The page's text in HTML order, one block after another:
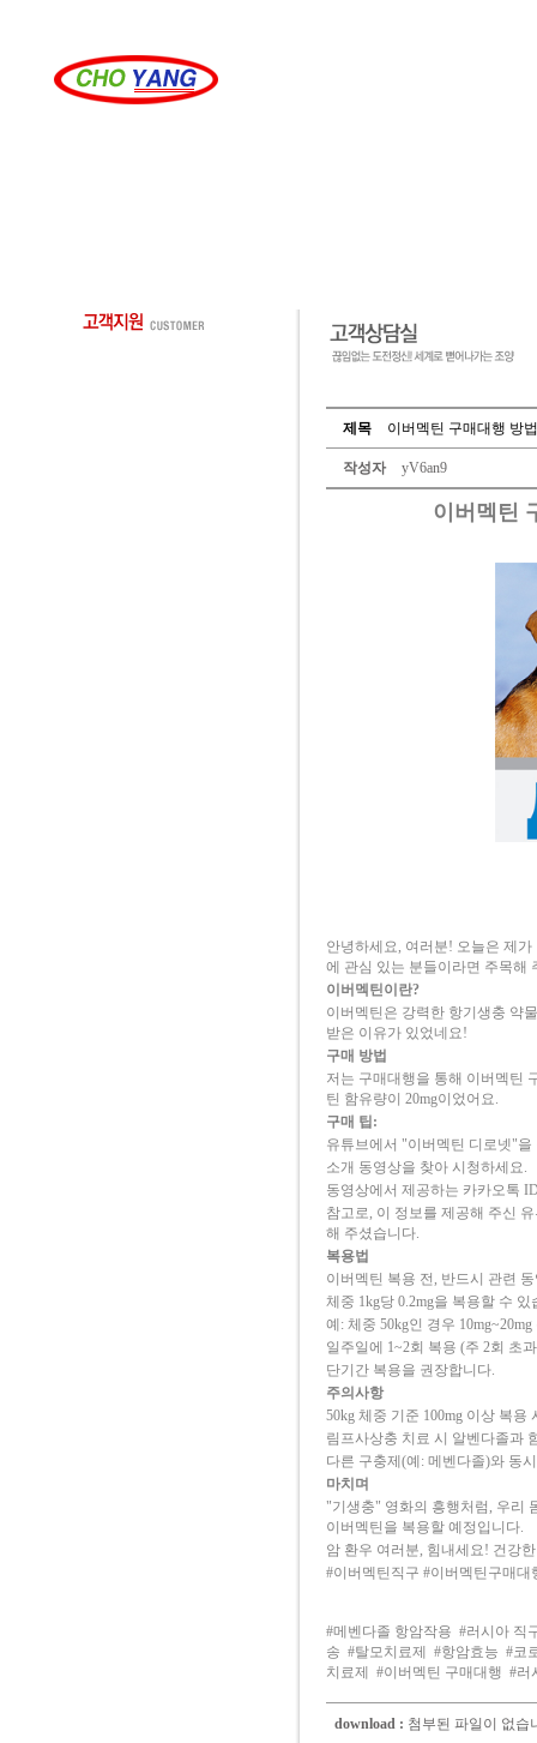
제목 이버멕틴 구매대행 방
작성자 yV6an9
이버멕틴
안녕하세요, 여러분! 오늘은 제
에 관심 있는 분들이라면 주목해
이버멕틴이란?
이버멕틴은 강력한 항기생충 약
받은 이유가 있었네요!
구매 방법
저는 구매대행을 통해 이버멕틴
틴 함유량이 20mg이었어요.
구매 팁:
유튜브에서 "이버멕틴 디로넷"을
소개 동영상을 찾아 시청하세요.
동영상에서 제공하는 카카오톡
참고로, 이 정보를 제공해 주신
해 주셨습니다.
복용법
이버멕틴 복용 전, 반드시 관련
체중 1kg당 0.2mg을 복용할 수
예: 체중 50kg인 경우
일주일에 1~2회 복용 (주 2회 초
단기간 복용을 권장합니다.
주의사항
50kg 체중 기준 100mg 이상 복
림프사상충 치료 시 알벤다졸과
다른 구충제(예: 메벤다졸)와 동
마치며
"기생충" 영화의 흥행처럼, 우리
이버멕틴을 복용할 예정입니다.
암 환우 여러분, 힘내세요! 건강
#이버멕틴직구 #이버멕틴구매
#메벤다졸 항암작용 #러시아 직
송 #탈모치료제 #항암효능 #코
치료제
#이버멕틴 구매대행 #러
download : 첨부된 파일이 없습